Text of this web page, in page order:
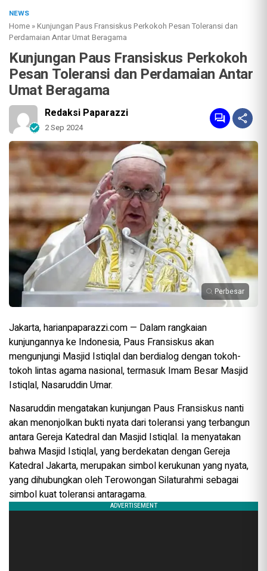
NEWS
Home »Kunjungan Paus Fransiskus Perkokoh Pesan Toleransi dan
Perdamaian Antar Umat Beragama
Kunjungan Paus Fransiskus Perkokoh
Pesan Toleransi dan Perdamaian Antar
Umat Beragama
Redaksi Paparazzi
2 Sep 2024
Perbesar
Jakarta, harianpaparazzi.com — Dalam rangkaian
kunjungannya ke Indonesia, Paus Fransiskus akan
mengunjungi Masjid Istiqlal dan berdialog dengan tokoh-
tokoh lintas agama nasional, termasuk Imam Besar Masjid
Istiqlal, Nasaruddin Umar.
Nasaruddin mengatakan kunjungan Paus Fransiskus nanti
akan menonjolkan bukti nyata dari toleransi yang terbangun
antara Gereja Katedral dan Masjid Istiqlal. Ia menyatakan
bahwa Masjid Istiqlal, yang berdekatan dengan Gereja
Katedral Jakarta, merupakan simbol kerukunan yang nyata,
yang dihubungkan oleh Terowongan Silaturahmi sebagai
simbol kuat toleransi antaragama.